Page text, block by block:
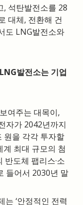
, 석탄발전소를 28
대체, 전환해 건
도 LNG발전소와
발전소는 기업
여주는 대목이,
자가 2042년까지
원을 각각 투자할
최대 규모의 첨
도체 팹리스·소
들어서 2030년 말
‘안정적인 전력